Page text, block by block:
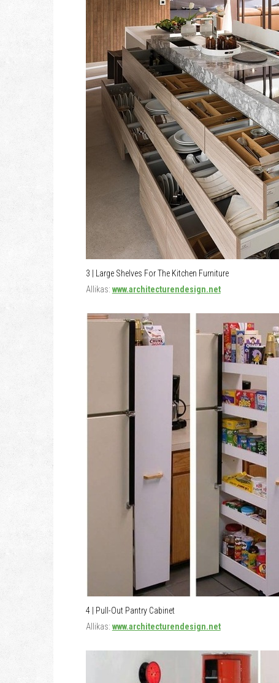
3 | Large Shelves For The Kitchen Furniture
Allikas: www.architecturendesign.net
4 | Pull-Out Pantry Cabinet
Allikas: www.architecturendesign.net